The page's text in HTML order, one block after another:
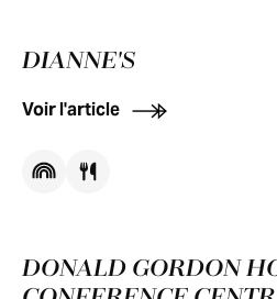
DIANNE'S
Voir l'article
DONALD GORDON